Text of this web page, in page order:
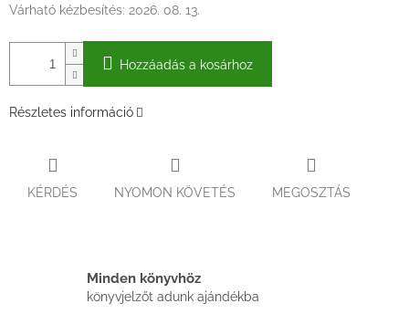
Várható kézbesítés: 2026. 08. 13.
Hozzáadás a kosárhoz
Részletes információ
KÉRDÉS NYOMON KÖVETÉS MEGOSZTÁS
Minden könyvhöz
könyvjelzőt adunk ajándékba